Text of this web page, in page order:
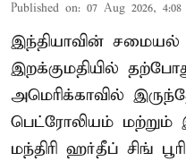
Published on: 07 Aug 2026,
இந்தியாவின் சமையல்
இறக்குமதியில்
அமெரிக்காவில்
பெட்ரோலியம் மற்றும்
மந்திரி ஹர்தீப் சிங்